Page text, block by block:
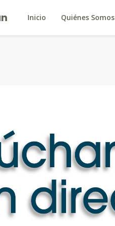
Inicio Quiénes Somos